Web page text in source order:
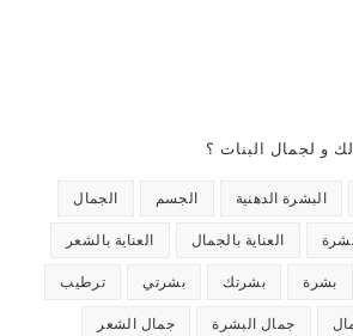
و لجمال البنات ؟
البشرة الدهنية الجسم الجمال
العناية بالجمال العناية بالشعر
بشرة بشرتك بشرتي ترطيب
جمال البشرة جمال الشعر